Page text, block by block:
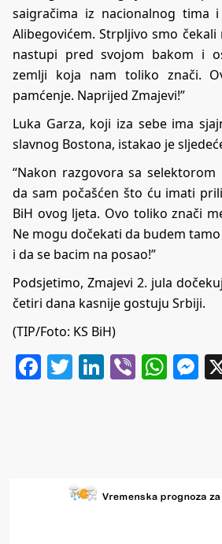
saigračima iz nacionalnog tima
Alibegovićem. Strpljivo smo
nastupi pred svojom bakom i
zemlji koja nam toliko znači.
pamćenje. Naprijed Zmajevi!”
Luka Garza, koji iza sebe ima
slavnog Bostona, istakao je
“Nakon razgovora sa
da sam počašćen što ću imati
BiH ovog ljeta. Ovo toliko znači
Ne mogu dočekati da budem
i da se bacim na posao!”
Podsjetimo, Zmajevi 2. jula
četiri dana kasnije gostuju Srbiji.
(TIP/Foto: KS BiH)
Facebook
Twitter
LinkedIn
Viber